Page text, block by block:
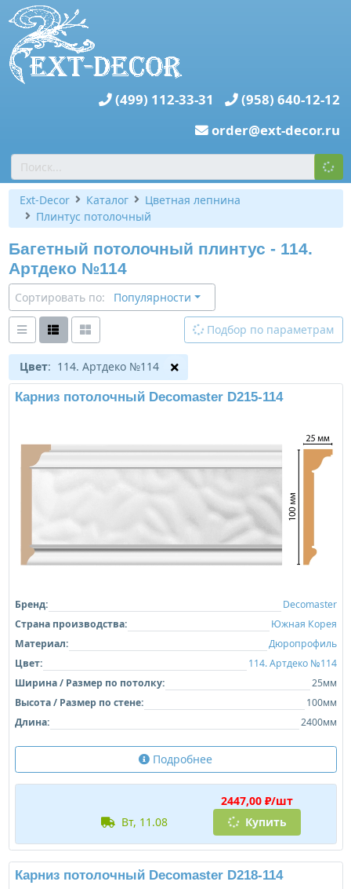
(499) 112-33-31
(958) 640-12-12
order@ext-decor.ru
Ext-Decor Каталог
Цветная лепнина
Плинтус потолочный
Багетный потолочный плинтус - 114.
Артдеко №114
Сортировать по: Популярности
Подбор по параметрам
Цвет: 114. Артдеко №114
Карниз потолочный Decomaster D215-114
Бренд:
Decomaster
Страна производства:
Южная Корея
Материал:
Дюропрофиль
Цвет:
114. Артдеко №114
Ширина / Размер по потолку:
25мм
Высота / Размер по стене:
100мм
Длина:
2400мм
Подробнее
2447,00 ₽/шт
вт, 11.08
Купить
Карниз потолочный Decomaster D218-114